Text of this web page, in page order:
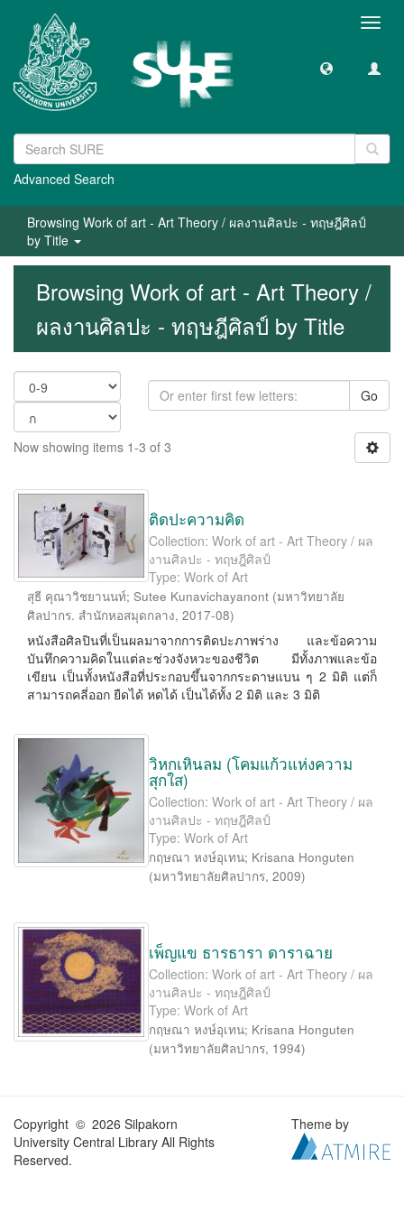
Advanced Search
Browsing Work of art - Art Theory / ผลงานศิลปะ - ทฤษฎีศิลป์
by Title
Browsing Work of art - Art Theory /
ผลงานศิลปะ - ทฤษฎีศิลป์ by Title
Go
Now showing items 1-3 of 3
ติดปะความคิด
Collection: Work of art - Art Theory / ผล
งานศิลปะ - ทฤษฎีศิลป์
Type: Work of Art
สุธี คุณาวิชยานนท์; Sutee Kunavichayanont (มหาวิทยาลัย
ศิลปากร. สำนักหอสมุดกลาง, 2017-08)
หนังสือศิลปินที่เป็นผลมาจากการติดปะภาพร่าง และข้อความ
บันทึกความคิดในแต่ละช่วงจังหวะของชีวิต มีทั้งภาพและข้อ
เขียน เป็นทั้งหนังสือที่ประกอบขึ้นจากกระดาษแบน ๆ 2 มิติ แต่ก็
สามารถคลี่ออก ยืดได้ หดได้ เป็นได้ทั้ง 2 มิติ และ 3 มิติ
วิหกเหินลม (โคมแก้วแห่งความ
สุกใส)
Collection: Work of art - Art Theory / ผล
งานศิลปะ - ทฤษฎีศิลป์
Type: Work of Art
กฤษณา หงษ์อุเทน; Krisana Honguten
(มหาวิทยาลัยศิลปากร, 2009)
เพ็ญแข ธารธารา ดาราฉาย
Collection: Work of art - Art Theory / ผล
งานศิลปะ - ทฤษฎีศิลป์
Type: Work of Art
กฤษณา หงษ์อุเทน; Krisana Honguten
(มหาวิทยาลัยศิลปากร, 1994)
Copyright © 2026 Silpakorn
University Central Library All Rights
Reserved.
Theme by